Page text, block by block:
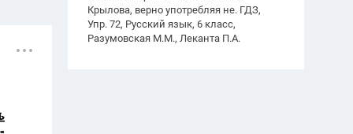
Крылова, верно употребляя не. ГДЗ,
Упр. 72, Русский язык, 6 класс,
Разумовская М.М., Леканта П.А.